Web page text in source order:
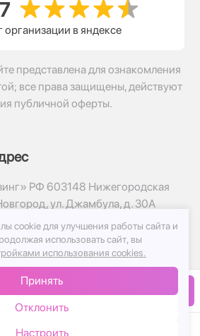
В корзину
организации в яндексе
представлена для ознакомления
все права защищены, действуют
публичной оферты.
РФ 603148 Нижегородская
ул. Джамбула, д. 30А
24.ру
cookie для улучшения работы сайта и
использовать сайт, вы
использования cookies.
Принять
Отклонить
Настроить